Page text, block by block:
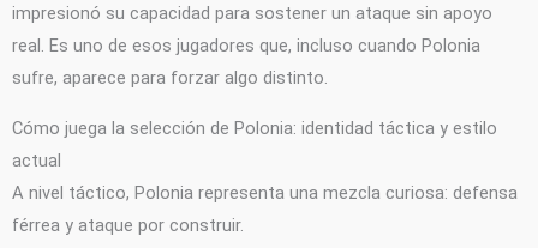
impresionó su capacidad para sostener un ataque sin apoyo
real. Es uno de esos jugadores que, incluso cuando Polonia
sufre, aparece para forzar algo distinto.
Cómo juega la selección de Polonia: identidad táctica y estilo
actual
A nivel táctico, Polonia representa una mezcla curiosa: defensa
férrea y ataque por construir.